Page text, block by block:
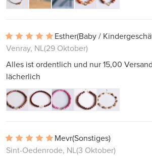
Esther(Baby /
Venray, NL(29 Oktober)
Alles ist ordentlich und nur 15,00
lächerlich
Mevr(Sonstiges)
Sint-Oedenrode, NL(3 Oktober)